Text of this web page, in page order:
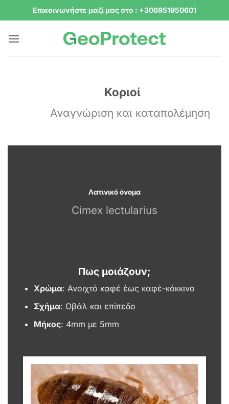
Μετάβαση
στο
Επικοινωνήστε μαζί μας στο : +306951950601
Κοριοί
Αναγνώριση και καταπολέμηση
Λατινικό όνομα
Cimex lectularius
Πως μοιάζουν;
Χρώμα: Ανοιχτό καφέ έως καφέ-κόκκινο
Σχήμα: Οβάλ και επίπεδο
Μήκος: 4mm με 5mm